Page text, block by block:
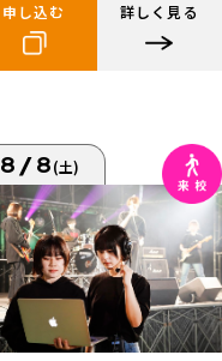
申し込む 詳しく見る
8/8(土)